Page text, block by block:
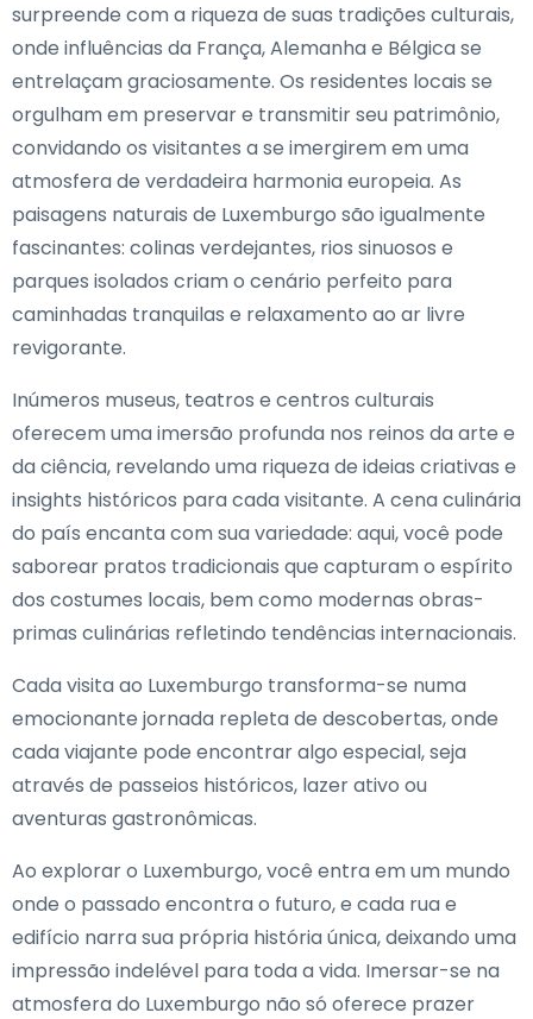
surpreende com a riqueza de suas tradições culturais,
onde influências da França, Alemanha e Bélgica se
entrelaçam graciosamente. Os residentes locais se
orgulham em preservar e transmitir seu patrimônio,
convidando os visitantes a se imergirem em uma
atmosfera de verdadeira harmonia europeia. As
paisagens naturais de Luxemburgo são igualmente
fascinantes: colinas verdejantes, rios sinuosos e
parques isolados criam o cenário perfeito para
caminhadas tranquilas e relaxamento ao ar livre
revigorante.
Inúmeros museus, teatros e centros culturais
oferecem uma imersão profunda nos reinos da arte e
da ciência, revelando uma riqueza de ideias criativas e
insights históricos para cada visitante. A cena culinária
do país encanta com sua variedade: aqui, você pode
saborear pratos tradicionais que capturam o espírito
dos costumes locais, bem como modernas obras-
primas culinárias refletindo tendências internacionais.
Cada visita ao Luxemburgo transforma-se numa
emocionante jornada repleta de descobertas, onde
cada viajante pode encontrar algo especial, seja
através de passeios históricos, lazer ativo ou
aventuras gastronômicas.
Ao explorar o Luxemburgo, você entra em um mundo
onde o passado encontra o futuro, e cada rua e
edifício narra sua própria história única, deixando uma
impressão indelével para toda a vida. Imersar-se na
atmosfera do Luxemburgo não só oferece prazer